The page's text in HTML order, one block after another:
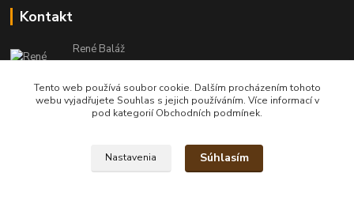
Kontakt
René Baláž
Eshop: +421 902 212 007
od 8:00 - do 16:00 hod
info@kotlikyshop.sk
Tento web používá soubor cookie. Dalším procházením tohoto
webu vyjadřujete Souhlas s jejich používáním. Více informací v
pod kategorií Obchodních podmínek.
Nastavenia Súhlasím